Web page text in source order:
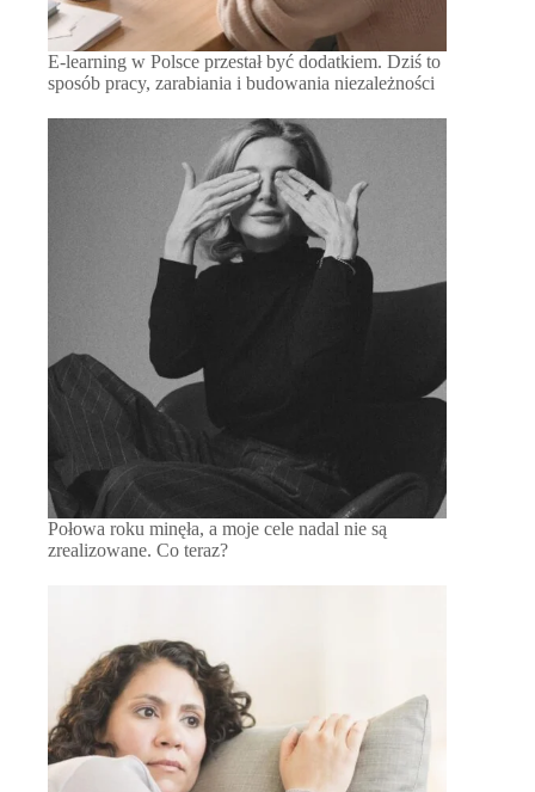
E-learning w Polsce przestał być dodatkiem. Dziś to
sposób pracy, zarabiania i budowania niezależności
Połowa roku minęła, a moje cele nadal nie są
zrealizowane. Co teraz?